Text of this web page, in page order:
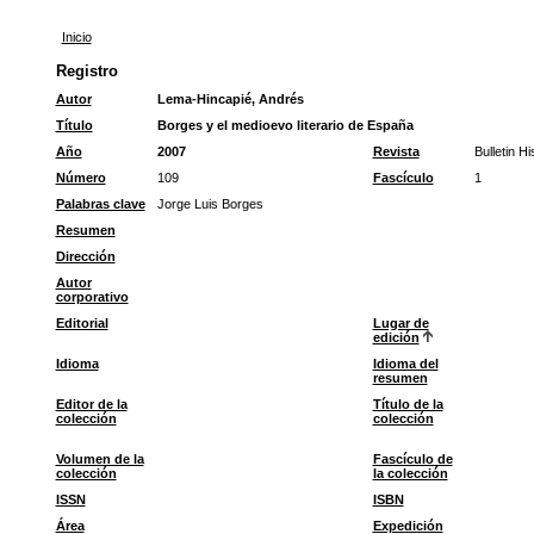
Inicio
Registro
Autor
Lema-Hincapié, Andrés
Título
Borges y el medioevo literario de España
Año
2007 Revista Bulletin
Número
109 Fascículo 1
Palabras clave
Jorge Luis Borges
Resumen
Dirección
Autor
corporativo
Editorial
Lugar de
edición
Idioma
Idioma del
resumen
Editor de la
colección
Título de la
colección
Volumen de la
colección
Fascículo de
la colección
ISSN ISBN
Área
Expedición